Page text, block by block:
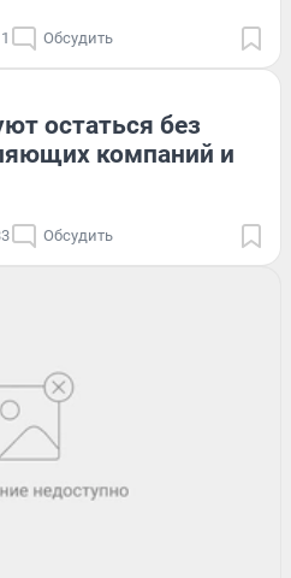
Обсудить
остаться без
компаний и
Обсудить